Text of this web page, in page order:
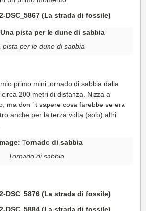
pista per le dune di sabbia
primo mini tornado di sabbia dalla
200 metri di distanza. Nizza a
ma don ’ t sapere cosa farebbe se era
anche per la terza volta (solo) altri
Tornado di sabbia